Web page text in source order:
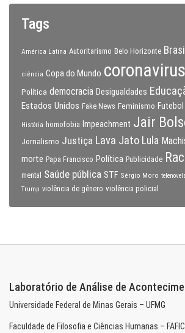
Tags
América Latina Autoritarismo Belo Horizonte Brasil
ciência Copa do Mundo coronavirus
Política democracia Desigualdades
Estados Unidos Fake News Feminismo Futebol
História homofobia Impeachment Jair
Jornalismo Justiça Lava Jato Lula
morte Papa Francisco Política Publicidade
mental
Saúde pública STF Sérgio Moro
Trump violência de gênero violência policial
Laboratório de Análise de
Universidade Federal de Minas Gerais – UFMG
Faculdade de Filosofia e Ciências Humanas –